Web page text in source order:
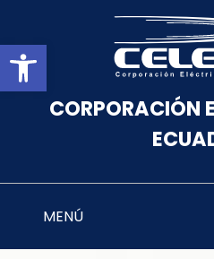
Abrir barra de
CORPORACIÓN
MENÚ